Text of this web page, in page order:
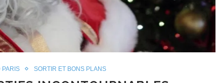
PARIS SORTIR ET BONS PLANS